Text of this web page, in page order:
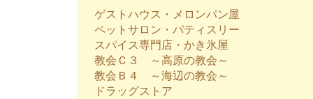
ゲストハウス・メロンパン屋
ペットサロン・パティスリー
スパイス専門店・かき氷屋
教会Ｃ３ ～高原の教会～
教会Ｂ４ ～海辺の教会～
ドラッグストア